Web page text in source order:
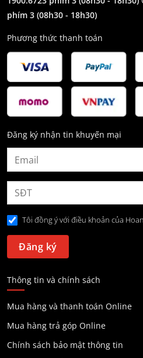
phím 3 (08h30 - 18h30)
Phương thức thanh toán
Đăng ký nhận tin khuyến mại
Tôi đồng ý với điều khoản của
Thông tin và chính sách
Mua hàng và thanh toán Online
Mua hàng trả góp Online
Chính sách bảo mật thông tin